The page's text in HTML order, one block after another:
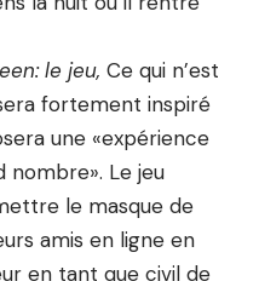
le jeu, Ce qui n’est
fortement inspiré
une «expérience
nombre». Le jeu
le masque de
amis en ligne en
en tant que civil de